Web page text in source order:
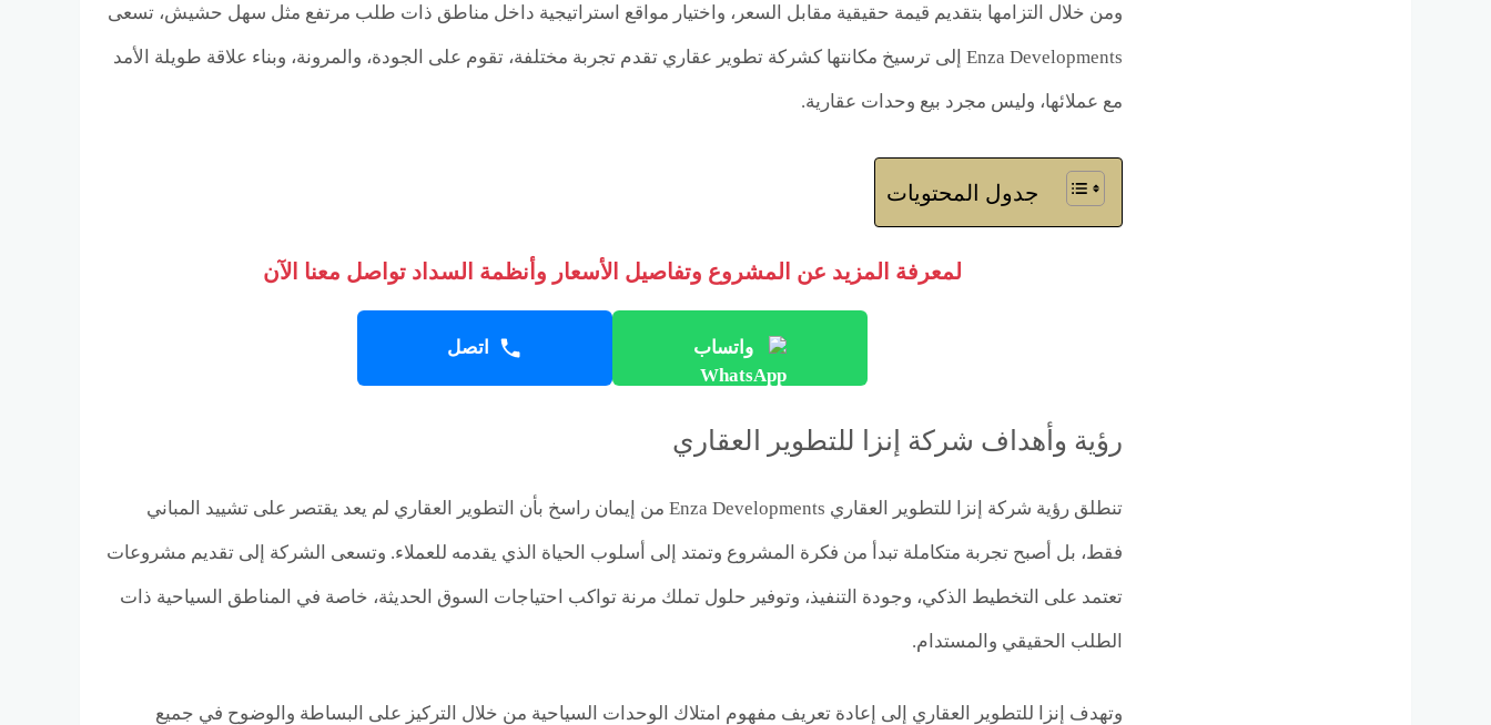
ومن خلال التزامها بتقديم قيمة حقيقية مقابل السعر، واختيار مواقع استراتيجية داخل مناطق ذات طلب مرتفع مثل سهل حشيش، تسعى
Enza Developments إلى ترسيخ مكانتها كشركة تطوير عقاري تقدم تجربة مختلفة، تقوم على الجودة، والمرونة، وبناء علاقة طويلة الأمد
مع عملائها، وليس مجرد بيع وحدات عقارية.
جدول المحتويات
لمعرفة المزيد عن المشروع وتفاصيل الأسعار وأنظمة السداد تواصل معنا الآن
واتساب اتصل
رؤية وأهداف شركة إنزا للتطوير العقاري
تنطلق رؤية شركة إنزا للتطوير العقاري Enza Developments من إيمان راسخ بأن التطوير العقاري لم يعد يقتصر على تشييد المباني
فقط، بل أصبح تجربة متكاملة تبدأ من فكرة المشروع وتمتد إلى أسلوب الحياة الذي يقدمه للعملاء. وتسعى الشركة إلى تقديم مشروعات
تعتمد على التخطيط الذكي، وجودة التنفيذ، وتوفير حلول تملك مرنة تواكب احتياجات السوق الحديثة، خاصة في المناطق السياحية ذات
الطلب الحقيقي والمستدام.
وتهدف إنزا للتطوير العقاري إلى إعادة تعريف مفهوم امتلاك الوحدات السياحية من خلال التركيز على البساطة والوضوح في جميع